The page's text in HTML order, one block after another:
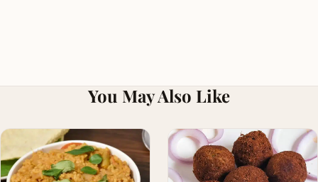
You May Also Like